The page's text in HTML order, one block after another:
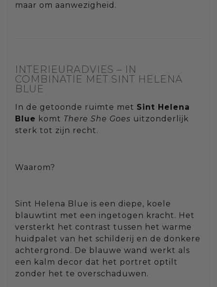
maar om aanwezigheid.
INTERIEURADVIES – IN
COMBINATIE MET SINT HELENA
BLUE
In de getoonde ruimte met Sint Helena
Blue komt There She Goes uitzonderlijk
sterk tot zijn recht.
Waarom?
Sint Helena Blue is een diepe, koele
blauwtint met een ingetogen kracht. Het
versterkt het contrast tussen het warme
huidpalet van het schilderij en de donkere
achtergrond. De blauwe wand werkt als
een kalm decor dat het portret optilt
zonder het te overschaduwen.